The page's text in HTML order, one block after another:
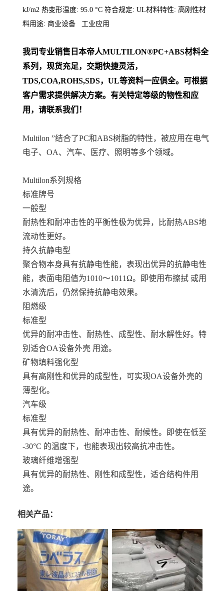
kJ/m2 热变形温度: 95.0 °C 符合规定: UL材料特性: 高刚性材
料用途: 商业设备 工业应用
我司专业销售日本帝人MULTILON®PC+ABS材料全
系列 ，现货充足，交期快捷灵活，
TDS,COA,ROHS,SDS，UL等资料一应俱全。可根据
客户需求提供解决方案。 有关特定等级的物性和应
用，请联系我们！
Multilon ”结合了PC和ABS树脂的特性，被应用在电气
电子、OA、汽车、医疗、照明等多个领域。
Multilon系列规格
标准牌号
一般型
耐热性和耐冲击性的平衡性极为优异，比耐热ABS地
流动性更好。
持久抗静电型
聚合物本身具有抗静电性能，表现出优异的抗静电性
能，表面电阻值为1010～1011Ω。即使用布擦拭 或用
水清洗后，仍然保持抗静电效果。
阻燃级
标准型
优异的耐冲击性、耐热性、成型性、耐水解性好。特
别适合OA设备外壳 用途。
矿物填料强化型
具有高刚性和优异的成型性，可实现OA设备外壳的
薄型化。
汽车级
标准型
具有优异的耐热性、耐冲击性、耐候性。即使在低至
-30°C 的温度下，也能表现出较高抗冲击性。
玻璃纤维增强型
具有优异的耐热性、刚性和成型性，适合结构件用
途。
相关产品：